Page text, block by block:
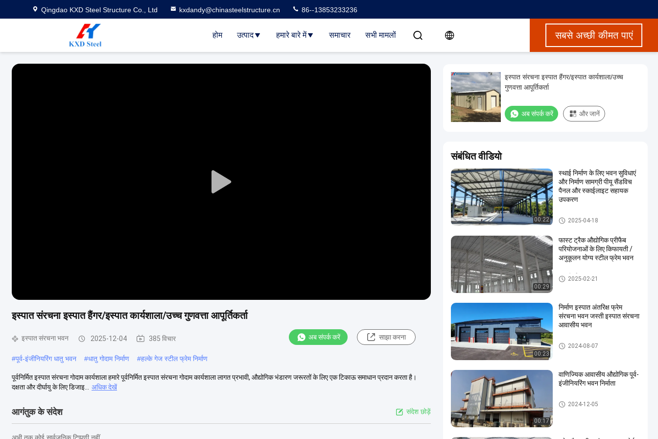
Qingdao KXD Steel Structure Co., Ltd kxdandy@chinasteelstructure.cn 86--13853233236
होम उत्पाद हमारे बारे में समाचार सभी मामलों सबसे अच्छी कीमत पाएं
Play
इस्पात संरचना इस्पात हैंगर/इस्पात कार्यशाला/उच्च गुणवत्ता आपूर्तिकर्ता
इस्पात संरचना भवन 2025-12-04 385 विचार अब संपर्क करें साझा करना
#पूर्व-इंजीनियरिंग धातु भवन #धातु गोदाम निर्माण #हल्के गेज स्टील फ्रेम निर्माण
पूर्वनिर्मित इस्पात संरचना गोदाम कार्यशाला हमारे पूर्वनिर्मित इस्पात संरचना गोदाम कार्यशाला लागत प्रभावी, औद्योगिक भंडारण जरूरतों के लिए एक टिकाऊ समाधान प्रदान करता है।
दक्षता और दीर्घायु के लिए डिजाइ...
अधिक देखें
आगंतुक के संदेश संदेश छोड़ें
अभी तक कोई सार्वजनिक टिप्पणी नहीं
इस्पात संरचना इस्पात हैंगर/इस्पात कार्यशाला/उच्च
गुणवत्ता आपूर्तिकर्ता
अब संपर्क करें और जानें
संबंधित वीडियो
00:22
स्थाई निर्माण के लिए भवन सुविधाएं
और निर्माण सामग्री पीयू सैंडविच
पैनल और स्काईलाइट सहायक
उपकरण
इस्पात संरचना भवन
2025-04-18
00:29
फास्ट ट्रैक औद्योगिक प्रीफैब
परियोजनाओं के लिए किफायती /
अनुकूलन योग्य स्टील फ्रेम भवन
धातु निर्माण भवन
2025-02-21
00:23
निर्माण इस्पात अंतरिक्ष फ्रेम
संरचना भवन जस्ती इस्पात संरचना
आवासीय भवन
इस्पात संरचना भवन
2024-08-07
00:17
वाणिज्यिक आवासीय औद्योगिक पूर्व-
इंजीनियरिंग भवन निर्माता
इस्पात संरचना भवन
2024-12-05